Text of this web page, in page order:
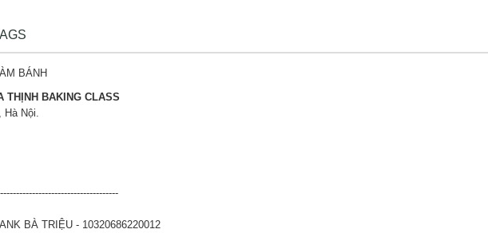
BÁNH
THỊNH BAKING CLASS
Hà Nội.
BÀ TRIỆU - 10320686220012